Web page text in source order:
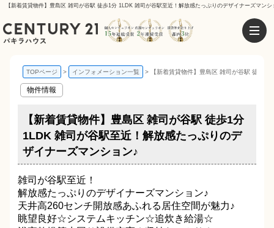
【新着賃貸物件】豊島区 雑司が谷駅 徒歩1分 1LDK 雑司が谷駅至近！解放感たっぷりのデザイナーズマン
TOPページ インフォメーション一覧 【新着賃貸物件】豊島区 雑司が谷駅 徒歩1
物件情報
【新着賃貸物件】豊島区 雑司が谷駅 徒歩1分
1LDK 雑司が谷駅至近！解放感たっぷりのデ
ザイナーズマンション♪
雑司が谷駅至近！
解放感たっぷりのデザイナーズマンション♪
天井高260センチ開放感あふれる居住空間が魅力♪
眺望良好☆システムキッチン☆追炊き給湯☆